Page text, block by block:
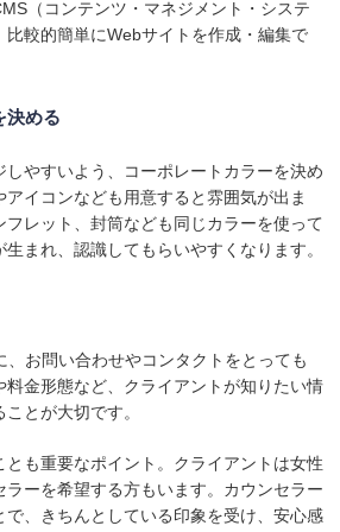
（コンテンツ・マネジメント・システ
比較的簡単にWebサイトを作成・編集で
決める
しやすいよう、コーポレートカラーを決め
イコンなども用意すると雰囲気が出ま
レット、封筒なども同じカラーを使って
まれ、認識してもらいやすくなります。
、お問い合わせやコンタクトをとっても
料金形態など、クライアントが知りたい情
とが大切です。
とも重要なポイント。クライアントは女性
ラーを希望する方もいます。カウンセラー
、きちんとしている印象を受け、安心感